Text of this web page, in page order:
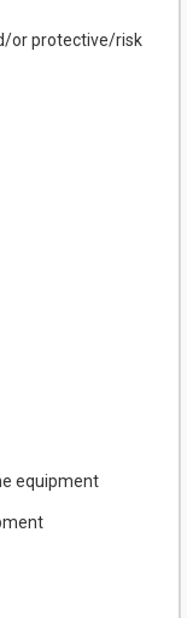
or protective/risk
equipment